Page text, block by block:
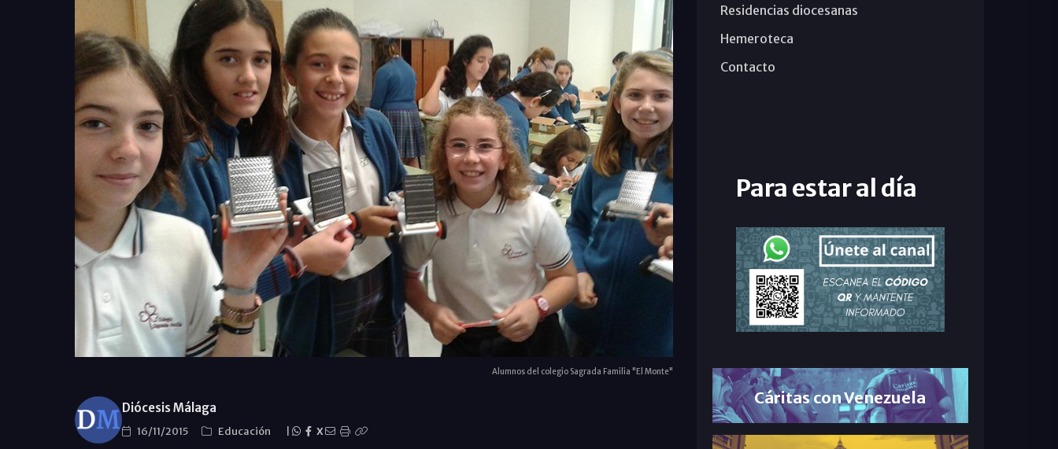
Alumnos del colegio Sagrada Familia "El Monte"
Diócesis Málaga
16/11/2015 Educación X
Residencias diocesanas
Hemeroteca
Contacto
Para estar al día
Cáritas con Venezuela